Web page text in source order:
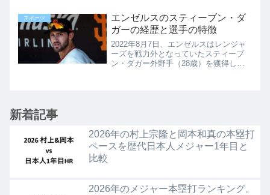
た。正直に言うと、またこの手の怪しい
データで日本人が審判に差別...
スポーツ
エンゼルスのスティーブン・ダ
ガーの経歴と選手の特徴
2022年8月7日、エンゼルスはレンジャ
ーズを戦力外となっていたスティーブ
ン・ダガー外野手（28歳）を獲得しま
新着記事
2026年の村上宗隆と岡本和真の本塁打
ペースを歴代日本人メジャー1年目と
比較
2026年のメジャー本塁打ランキング。